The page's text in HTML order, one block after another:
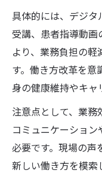
具体的には、デジ
受講、患者指導動画
より、業務負担の
す。働き方改革を意
身の健康維持やキャ
注意点として、業務
コミュニケーショ
必要です。現場の声
新しい働き方を模索